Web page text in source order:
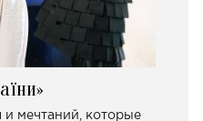
и мечтаний, которые